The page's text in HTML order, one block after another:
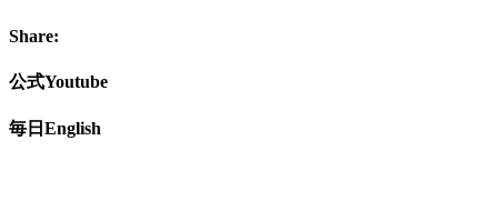
Share:
公式Youtube
毎日English